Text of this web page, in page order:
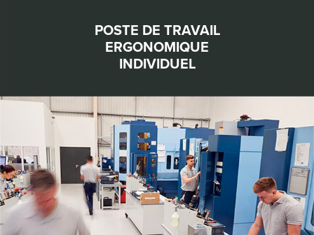
ENSEMBLE
D’ATELIERS
INDUSTRIELS
POSTE DE TRAVAIL
ERGONOMIQUE
INDIVIDUEL